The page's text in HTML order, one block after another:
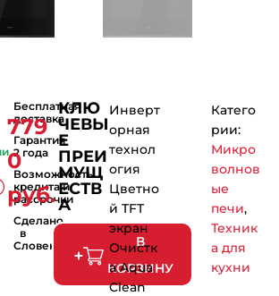
Бесплатная
доставка
Гарантия
2 года
Возможность
кредита и
рассрочки
Сделано
в
Словении
779
0
руб.
В
КОРЗИНУ
КЛЮ
ЧЕВЫ
Е
ПРЕИ
МУЩ
ЕСТВ
А
Инверт
орная
технол
огия
Цветно
й TFT
экран
Очистк
а Aqua
Clean
Катего
рии:
Микро
волнов
ые
печи,
Техник
а для
кухни